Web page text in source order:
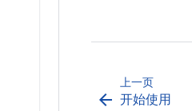
上一页
arrow_back 开始使用